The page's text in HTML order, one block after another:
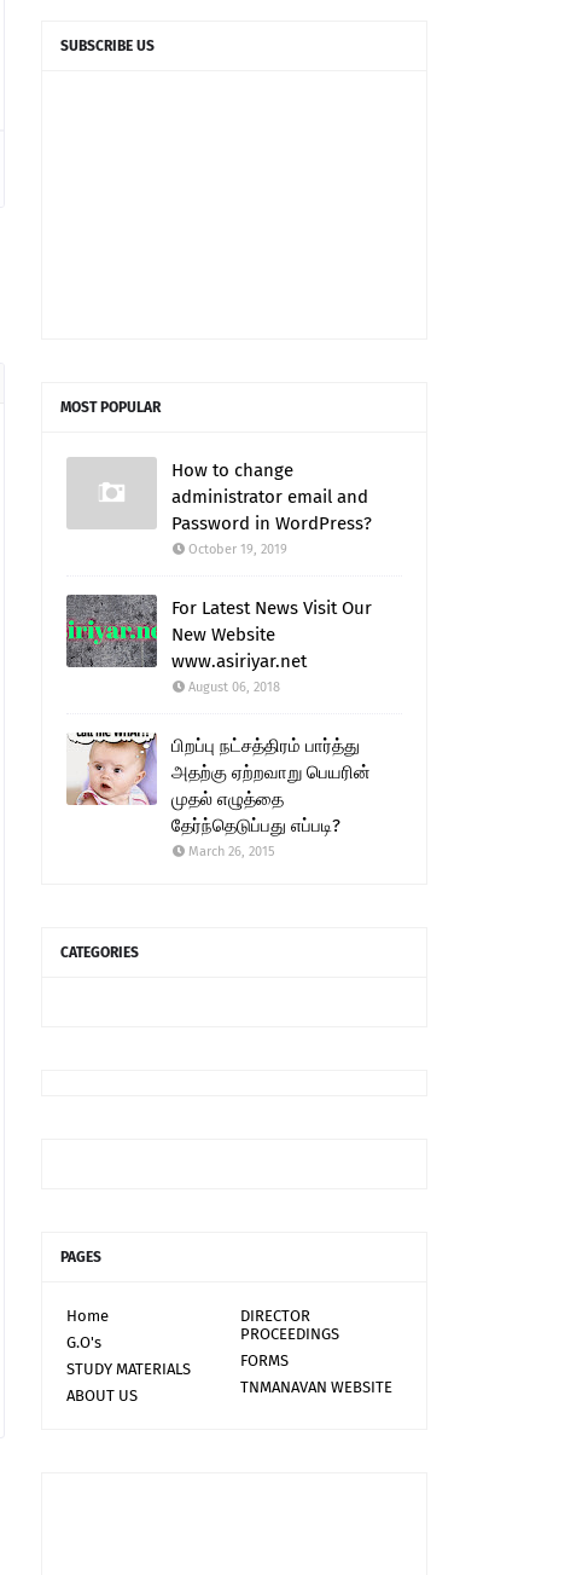
SUBSCRIBE US
MOST POPULAR
How to change
administrator email and
Password in WordPress?
October 19, 2019
For Latest News Visit Our
New Website
www.asiriyar.net
August 06, 2018
பிறப்பு நட்சத்திரம் பார்த்து
அதற்கு ஏற்றவாறு பெயரின்
முதல் எழுத்தை
தேர்ந்தெடுப்பது எப்படி?
March 26, 2015
CATEGORIES
PAGES
Home
DIRECTOR
PROCEEDINGS
G.O's
FORMS
STUDY MATERIALS
TNMANAVAN WEBSITE
ABOUT US